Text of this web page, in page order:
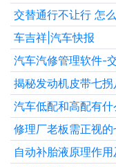
交替通行不让行 怎
车吉祥|汽车快报
汽车汽修管理软件-
揭秘发动机皮带七拐
汽车低配和高配有什
修理厂老板需正视
自动补胎液原理作